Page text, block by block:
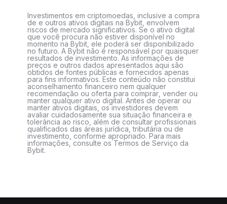
Investimentos em criptomoedas, inclusive a compra
de e outros ativos digitais na Bybit, envolvem
riscos de mercado significativos. Se o ativo digital
que você procura não estiver disponível no
momento na Bybit, ele poderá ser disponibilizado
no futuro. A Bybit não é responsável por quaisquer
resultados de investimento. As informações de
preços e outros dados apresentados aqui são
obtidos de fontes públicas e fornecidos apenas
para fins informativos. Este conteúdo não constitui
aconselhamento financeiro nem qualquer
recomendação ou oferta para comprar, vender ou
manter qualquer ativo digital. Antes de operar ou
manter ativos digitais, os investidores devem
avaliar cuidadosamente sua situação financeira e
tolerância ao risco, além de consultar profissionais
qualificados das áreas jurídica, tributária ou de
investimento, conforme apropriado. Para mais
informações, consulte os Termos de Serviço da
Bybit.